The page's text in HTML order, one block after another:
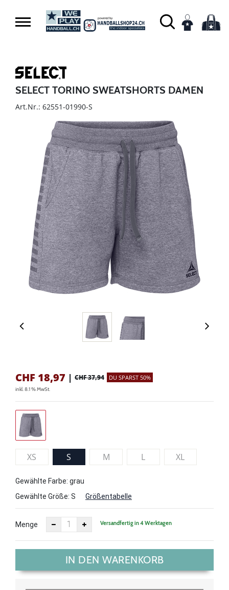
SELECT TORINO SWEATSHORTS DAMEN
Art.Nr.: 62551-01990-S
CHF 18,97 | CHF 37,94 DU SPARST 50%
inkl. 8.1 % MwSt.
XS S M L XL
Gewählte Farbe: grau
Gewählte Größe: S Größentabelle
Menge Versandfertig in 4 Werktagen
IN DEN WARENKORB